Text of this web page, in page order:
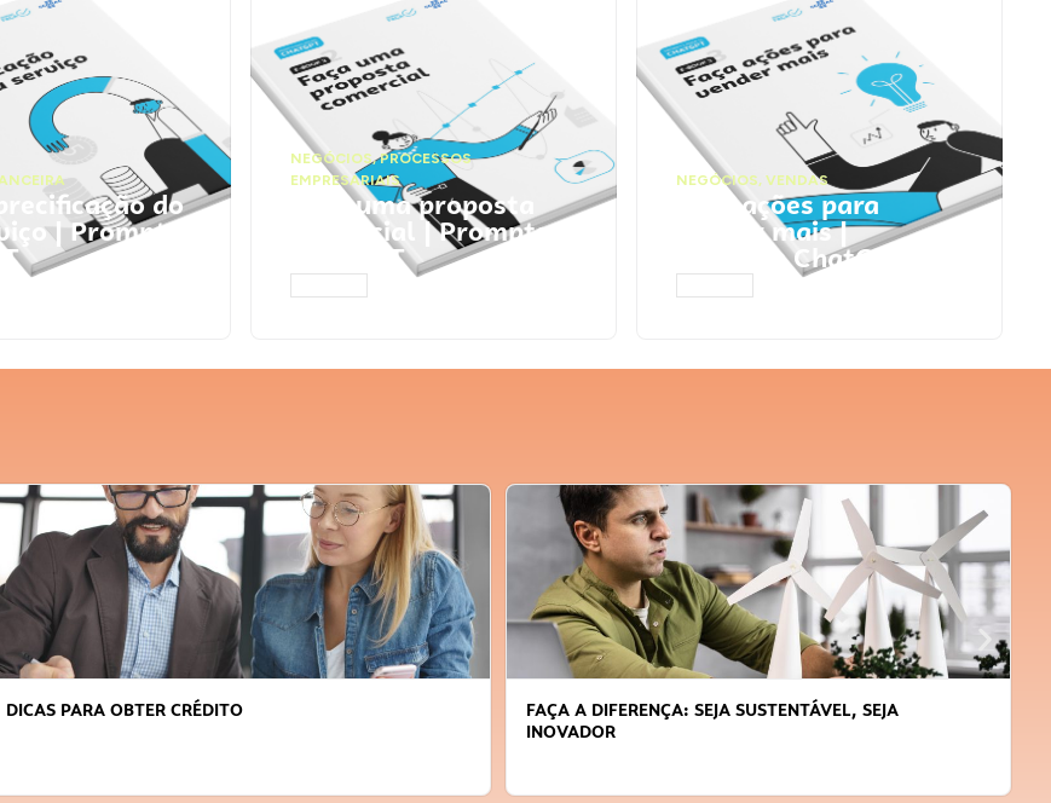
precificação do
| Prompts
NEGÓCIOS,PROCESSOS
EMPRESARIAIS
Faça uma proposta
comercial | Prompts
ChatGPT
NEGÓCIOS, VENDAS
Faça ações para
vender mais |
Prompts ChatGPT
FAÇA A DIFERENÇA: SEJA SUSTENTÁVEL, SEJA
APRENDA A GERENCIAR O SEU TEMPO